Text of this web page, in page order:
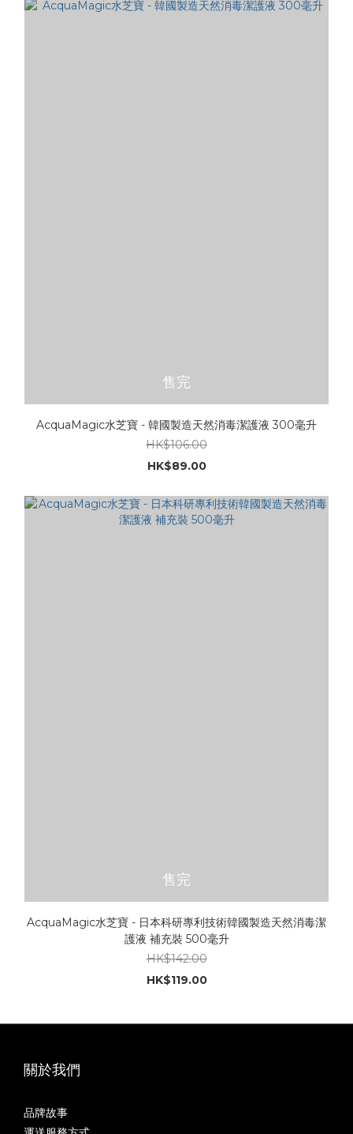
售完
AcquaMagic水芝寶 - 韓國製造天然消毒潔護液 300毫升
HK$106.00
HK$89.00
售完
AcquaMagic水芝寶 - 日本科研專利技術韓國製造天然消毒潔
護液 補充裝 500毫升
HK$142.00
HK$119.00
關於我們
品牌故事